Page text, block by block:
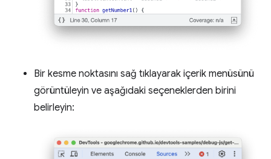
Bir kesme noktasını sağ tıklayarak içerik menüsünü
görüntüleyin ve aşağıdaki seçeneklerden birini
belirleyin: